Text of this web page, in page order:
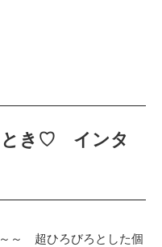
とき♡ インタ
～ 超ひろびろとした個